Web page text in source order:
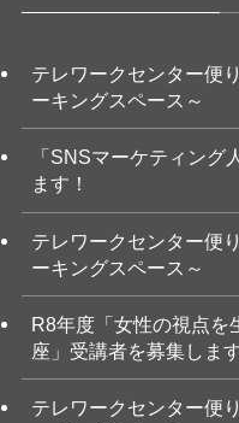
テレワークセンター便
ーキングスペース～
「SNSマーケティング
ます！
テレワークセンター便
ーキングスペース～
R8年度「女性の視点を
座」受講者を募集します
テレワークセンター便